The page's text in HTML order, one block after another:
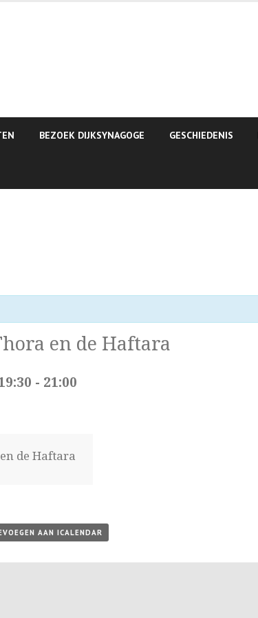
BEZOEK DIJKSYNAGOGE GESCHIEDENIS
en de Haftara
- 21:00
de Haftara
AAN ICALENDAR